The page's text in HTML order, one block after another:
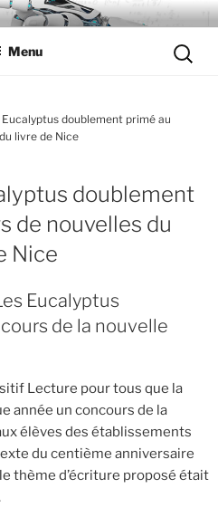
Menu
pour
Eucalyptus doublement primé au
livre de Nice
doublement
de nouvelles du
Nice
Eucalyptus
de la nouvelle
Lecture pour tous que la
année un concours de la
élèves des établissements
du centième anniversaire
thème d’écriture proposé était